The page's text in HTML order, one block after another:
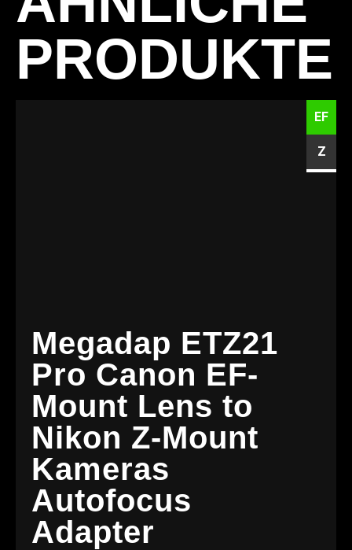
PRODUKTE
EF
Z
Megadap ETZ21
Pro Canon EF-
Mount Lens to
Nikon Z-Mount
Kameras
Autofocus
Adapter